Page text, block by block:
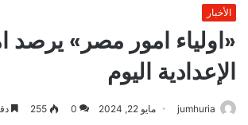
الأخبار
«اولياء امور مصر» يرصد
الإعدادية اليوم
jumhuria مايو 22, 2024 0
255